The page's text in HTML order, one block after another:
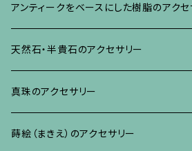
ネックレス、その他
イヤリング、ピアス
ネックレス、ペンダント
ブレスレット、バングル、その他
ブローチ
イヤリング・ピアス
ネックレス・ペンダント
リング
アンティークをベースにした樹脂のアクセ
ブローチ
イヤリング・ピアス
ネックレス、ペンダント
天然石・半貴石のアクセサリー
ブローチ
イヤリング・ピアス
真珠のアクセサリー
ブローチ
蒔絵（まきえ）のアクセサリー